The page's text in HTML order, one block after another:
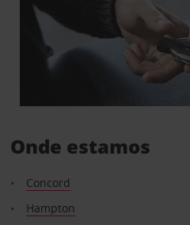
Onde estamos
Concord
Hampton